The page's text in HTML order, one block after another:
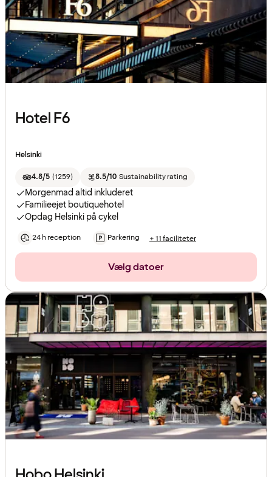
Hotel F6
Helsinki
4.8/5 (1259) 8.5/10 Sustainability rating
Morgenmad altid inkluderet
Familieejet boutiquehotel
Opdag Helsinki på cykel
24 h reception Parkering + 11 faciliteter
Vælg datoer